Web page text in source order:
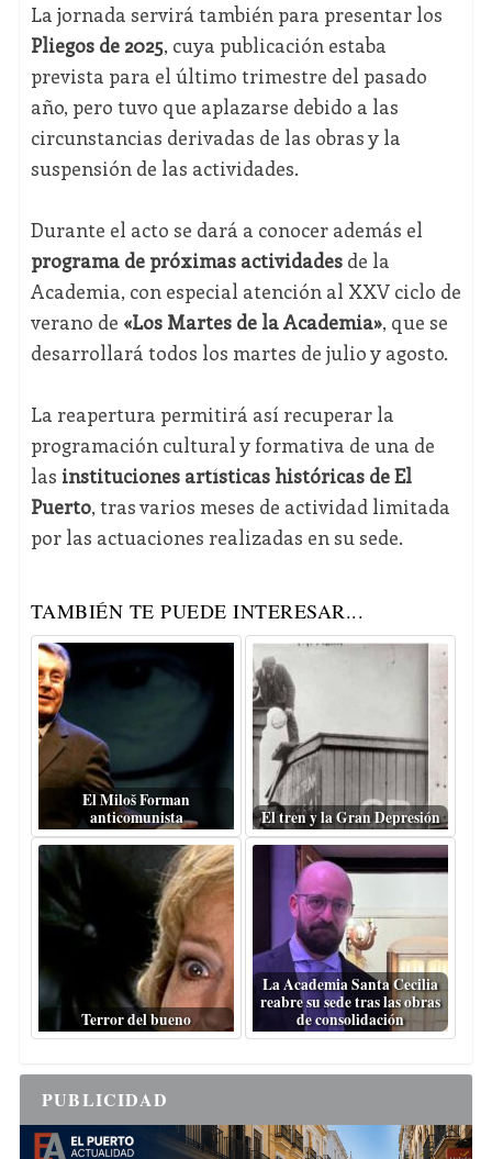
La jornada servirá también para presentar los
Pliegos de 2025, cuya publicación estaba
prevista para el último trimestre del pasado
año, pero tuvo que aplazarse debido a las
circunstancias derivadas de las obras y la
suspensión de las actividades.
Durante el acto se dará a conocer además el
programa de próximas actividadesde la
Academia, con especial atención al XXV ciclo de
verano de «Los Martes de la Academia», que se
desarrollará todos los martes de julio y agosto.
La reapertura permitirá así recuperar la
programación cultural y formativa de una de
las instituciones artísticas históricas de El
Puerto, tras varios meses de actividad limitada
por las actuaciones realizadas en su sede.
TAMBIÉN TE PUEDE INTERESAR...
El Miloš Forman
anticomunista
El tren y la Gran Depresión
Terror del bueno
La Academia Santa Cecilia
reabre su sede tras las obras
de consolidación
PUBLICIDAD